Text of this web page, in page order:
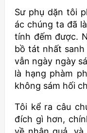
Sư phụ dặn tôi
ác chúng ta đã
tính đếm được.
bồ tát nhất
vẫn ngày ngày
là hạng phàm
không sám hối
Tôi kể ra câu
đích gì hơn,